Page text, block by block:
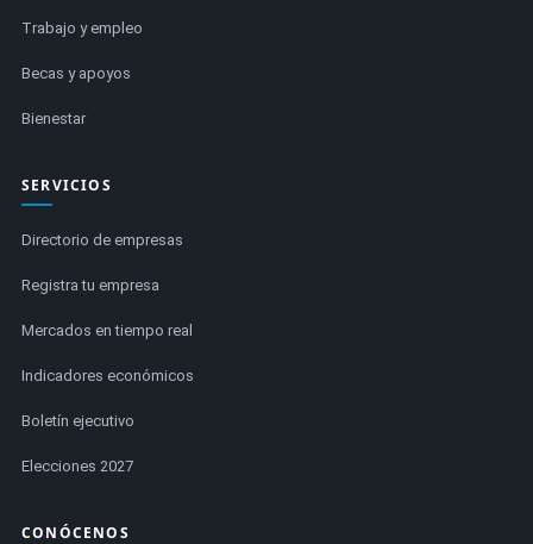
Trabajo y empleo
Becas y apoyos
Bienestar
SERVICIOS
Directorio de empresas
Registra tu empresa
Mercados en tiempo real
Indicadores económicos
Boletín ejecutivo
Elecciones 2027
CONÓCENOS